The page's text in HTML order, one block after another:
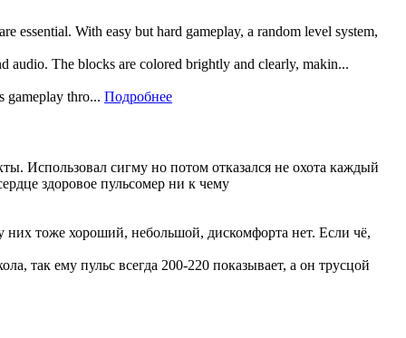
essential. With easy but hard gameplay, a random level system,
audio. The blocks are colored brightly and clearly, makin...
gameplay thro... Подробнее
Использовал сигму но потом отказался не охота каждый
здоровое пульсомер ни к чему
тоже хороший, небольшой, дискомфорта нет. Если чё,
так ему пульс всегда 200-220 показывает, а он трусцой